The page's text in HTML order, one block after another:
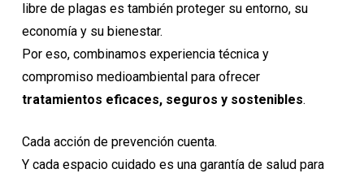
libre de plagas es también proteger su entorno, su
economía y su bienestar.
Por eso, combinamos experiencia técnica y
compromiso medioambiental para ofrecer
tratamientos eficaces, seguros y sostenibles.
Cada acción de prevención cuenta.
Y cada espacio cuidado es una garantía de salud para